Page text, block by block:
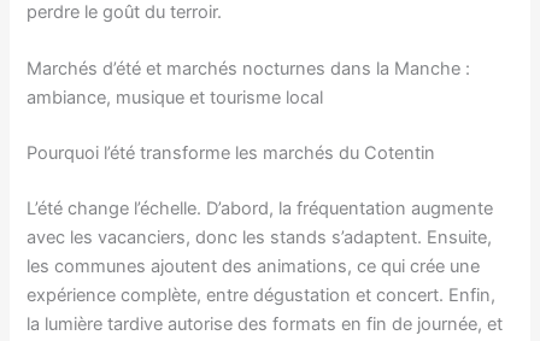
perdre le goût du terroir.
Marchés d’été et marchés nocturnes dans la Manche :
ambiance, musique et tourisme local
Pourquoi l’été transforme les marchés du Cotentin
L’été change l’échelle. D’abord, la fréquentation augmente
avec les vacanciers, donc les stands s’adaptent. Ensuite,
les communes ajoutent des animations, ce qui crée une
expérience complète, entre dégustation et concert. Enfin,
la lumière tardive autorise des formats en fin de journée, et